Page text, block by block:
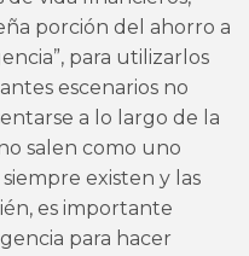
porción del ahorro a
para utilizarlos
escenarios no
a lo largo de la
salen como uno
existen y las
es importante
para hacer